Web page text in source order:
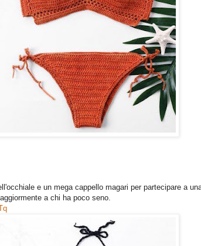
e un mega cappello magari per partecipare a
a chi ha poco seno.